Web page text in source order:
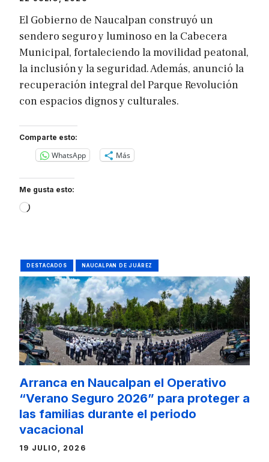
El Gobierno de Naucalpan construyó un
sendero seguro y luminoso en la Cabecera
Municipal, fortaleciendo la movilidad peatonal,
la inclusión y la seguridad. Además, anunció la
recuperación integral del Parque Revolución
con espacios dignos y culturales.
Comparte esto:
WhatsApp Más
Me gusta esto:
Loading…
DESTACADOS NAUCALPAN DE JUÁREZ
Arranca en Naucalpan el Operativo
“Verano Seguro 2026” para proteger a
las familias durante el periodo
vacacional
19 JULIO, 2026